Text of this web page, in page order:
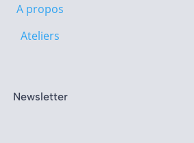
A propos
Ateliers
Newsletter